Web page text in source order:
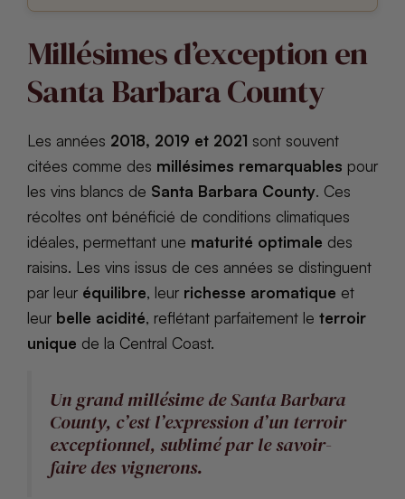
Millésimes d’exception en
Santa Barbara County
Les années 2018, 2019 et 2021 sont souvent
citées comme des millésimes remarquables pour
les vins blancs de Santa Barbara County. Ces
récoltes ont bénéficié de conditions climatiques
idéales, permettant une maturité optimale des
raisins. Les vins issus de ces années se distinguent
par leur équilibre, leur richesse aromatique et
leur belle acidité, reflétant parfaitement le terroir
unique de la Central Coast.
Un grand millésime de Santa Barbara
County, c’est l’expression d’un terroir
exceptionnel, sublimé par le savoir-
faire des vignerons.